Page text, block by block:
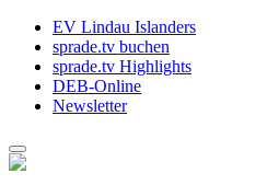
EV Lindau Islanders
sprade.tv buchen
sprade.tv Highlights
DEB-Online
Newsletter